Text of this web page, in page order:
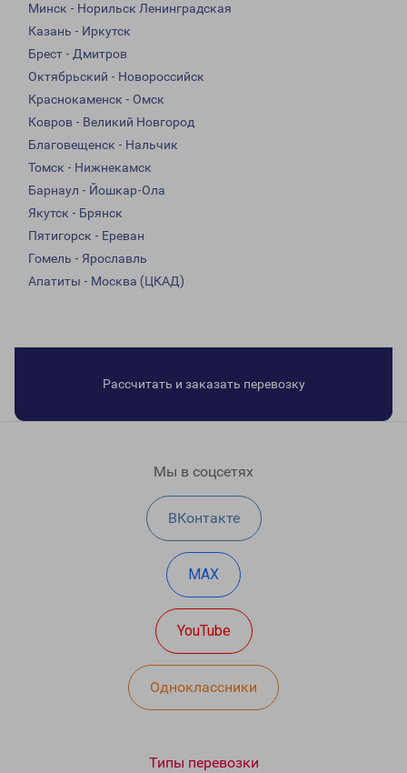
Минск - Норильск Ленинградская
Казань - Иркутск
Брест - Дмитров
Октябрьский - Новороссийск
Краснокаменск - Омск
Ковров - Великий Новгород
Благовещенск - Нальчик
Томск - Нижнекамск
Барнаул - Йошкар-Ола
Якутск - Брянск
Пятигорск - Ереван
Гомель - Ярославль
Апатиты - Москва (ЦКАД)
Рассчитать и заказать перевозку
Мы в соцсетях
ВКонтакте
MAX
YouTube
Одноклассники
Типы перевозки